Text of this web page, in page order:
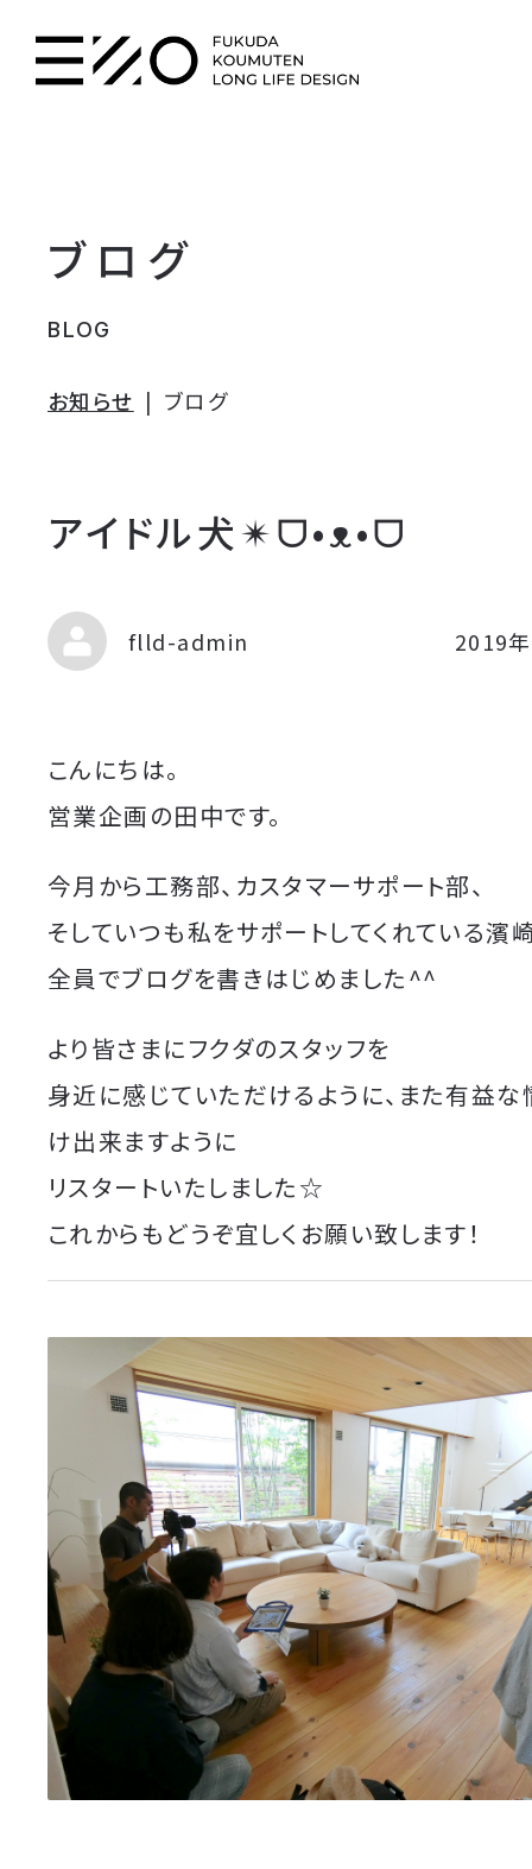
ブログ
BLOG
お知らせ ブログ
アイドル犬✴︎ᗜ•ᴥ•ᗜ
2019
flld-admin
こんにちは。
営業企画の田中です。
今月から工務部、カスタマーサポート部、
そしていつも私をサポートしてくれている濱
全員でブログを書きはじめました^^
より皆さまにフクダのスタッフを
身近に感じていただけるように、また有益
け出来ますように
リスタートいたしました☆
これからもどうぞ宜しくお願い致します！